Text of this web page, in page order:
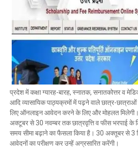
Mau:-माफिया मुख्तार अंसारी के
Mau Beat Media Dec 14 2022
Mau:- प्री बोर्ड टापर्स को किया
Mau Beat Media-Dec 14 2022
Mau:-जिलाधिकारी ने गुंडा एक्ट के
Mau Beat Media-Dec 10 2022
Mau:-मऊ के काजीटोला निवासी
Mau Beat Media-Dec 06 2022
Mau:-शिव धनुष भंग,राम बारात कल
Mau Beat Media-Nov 28 2022
Mau:-जांच में 74 खाद्य नमूनों में 19
Mau Beat Media-Nov 15 2022
Mau:-जिला पंचायत सदस्य
-
प्रदेश में कक्षा ग्यारह-बारह, स्नातक, सनातकोत्तर व
आदि व्यासायिक पाठ्यक्रमों में पढ़ने वाले छात्र-छात्राओं
लिए ऑनलाइन आवेदन करने के लिए और मोहलत
अक्टूबर से 30 नवम्बर तक छात्रवृत्ति व फीस भरपाई
समय सीमा बढ़ाने का फैसला किया है। 30 अक्तूबर से 3
आवेदनों का परीक्षण कर उन्हें अग्रसारित करेंगी।